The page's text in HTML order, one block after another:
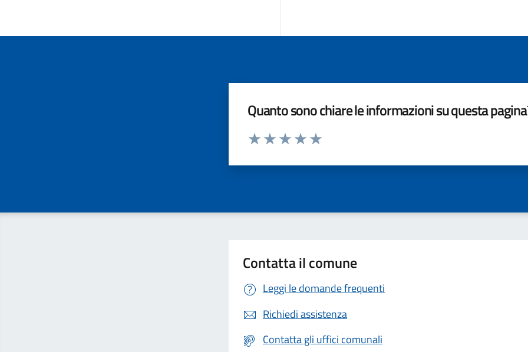
Quanto sono chiare le informazioni su questa
Valuta da 1 a 5 stelle la pagina
Contatta il comune
Leggi le domande frequenti
Richiedi assistenza
Contatta gli uffici comunali